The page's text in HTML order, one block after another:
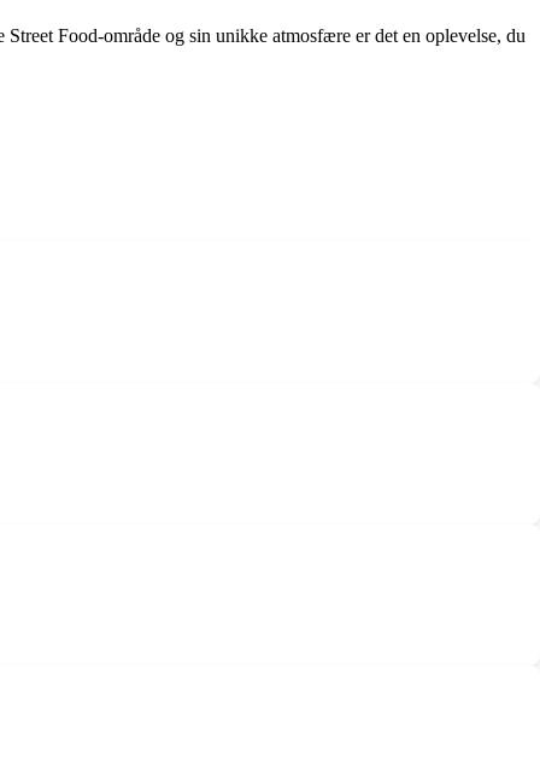
Food-område og sin unikke atmosfære er det en oplevelse, du